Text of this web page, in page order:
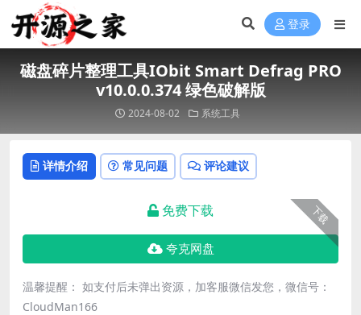
登录
磁盘碎片整理工具IObit Smart Defrag PRO
v10.0.0.374 绿色破解版
2024-08-02 系统工具
详情介绍 常见问题 评论建议
下载
免费下载
夸克网盘
温馨提醒： 如支付后未弹出资源，加客服微信发您，微信号：
CloudMan166